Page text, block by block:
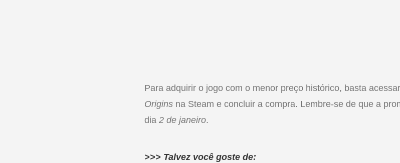
Para adquirir o jogo com o menor preço histórico, basta
Origins na Steam e concluir a compra. Lembre-se de que a
dia 2 de janeiro.
>>> Talvez você goste de: